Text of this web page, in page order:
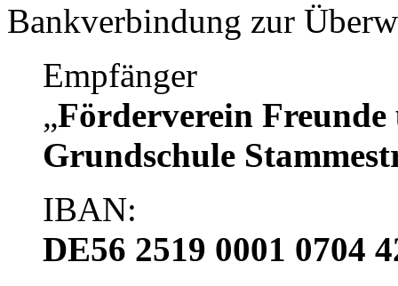
Bankverbindung zur
Empfänger
„Förderverein
Grundschule
IBAN:
DE56 2519 0001 0704